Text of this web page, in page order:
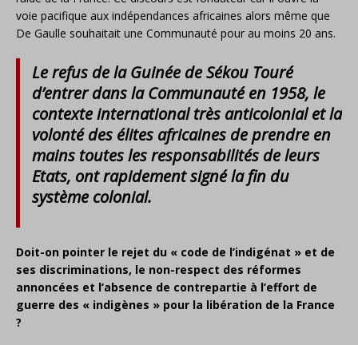
voie pacifique aux indépendances africaines alors même que
De Gaulle souhaitait une Communauté pour au moins 20 ans.
Le refus de la Guinée de Sékou Touré
d’entrer dans la Communauté en 1958, le
contexte international très anticolonial et la
volonté des élites africaines de prendre en
mains toutes les responsabilités de leurs
Etats, ont rapidement signé la fin du
système colonial.
Doit-on pointer le rejet du « code de l’indigénat » et de
ses discriminations, le non-respect des réformes
annoncées et l’absence de contrepartie à l’effort de
guerre des « indigènes » pour la libération de la France
?